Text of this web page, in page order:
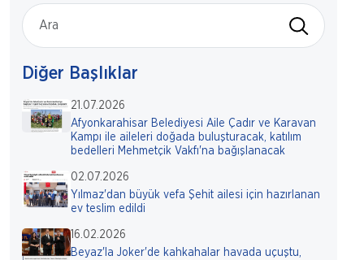
Diğer Başlıklar
21.07.2026
Afyonkarahisar Belediyesi Aile Çadır ve Karavan
Kampı ile aileleri doğada buluşturacak, katılım
bedelleri Mehmetçik Vakfı'na bağışlanacak
02.07.2026
Yılmaz'dan büyük vefa Şehit ailesi için hazırlanan
ev teslim edildi
16.02.2026
Beyaz'la Joker'de kahkahalar havada uçuştu,